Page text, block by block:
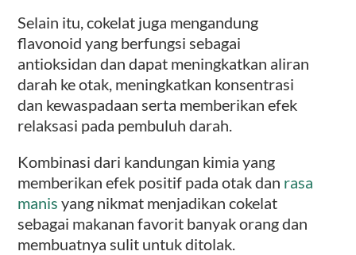
Selain itu, cokelat juga mengandung
flavonoid yang berfungsi sebagai
antioksidan dan dapat meningkatkan aliran
darah ke otak, meningkatkan konsentrasi
dan kewaspadaan serta memberikan efek
relaksasi pada pembuluh darah.
Kombinasi dari kandungan kimia yang
memberikan efek positif pada otak dan rasa
manis yang nikmat menjadikan cokelat
sebagai makanan favorit banyak orang dan
membuatnya sulit untuk ditolak.